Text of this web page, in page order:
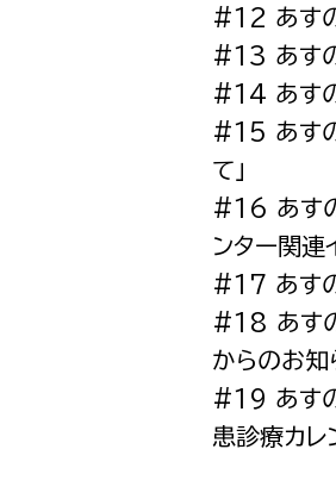
選挙管理委員会事
#12 あすの
#13 あすの
#14 あすの
#15 あすの
て」
#16 あす
ンター関連
#17 あすの
#18 あすの
からのお知
#19 あすの
患診療カレ